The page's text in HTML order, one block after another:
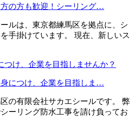
方の方も歓迎！シーリング…
ルは、東京都練馬区を拠点に、シ
手掛けています。 現在、新しいス
につけ、企業を目指しま…
の有限会社サカエシールです。 弊
ーリング防水工事を請け負ってお